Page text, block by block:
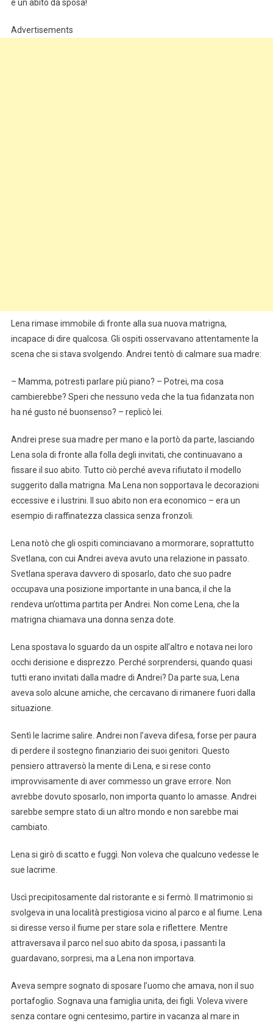
è un abito da sposa!
Advertisements
Lena rimase immobile di fronte alla sua nuova matrigna,
incapace di dire qualcosa. Gli ospiti osservavano attentamente la
scena che si stava svolgendo. Andrei tentò di calmare sua madre:
– Mamma, potresti parlare più piano? – Potrei, ma cosa
cambierebbe? Speri che nessuno veda che la tua fidanzata non
ha né gusto né buonsenso? – replicò lei.
Andrei prese sua madre per mano e la portò da parte, lasciando
Lena sola di fronte alla folla degli invitati, che continuavano a
fissare il suo abito. Tutto ciò perché aveva rifiutato il modello
suggerito dalla matrigna. Ma Lena non sopportava le decorazioni
eccessive e i lustrini. Il suo abito non era economico – era un
esempio di raffinatezza classica senza fronzoli.
Lena notò che gli ospiti cominciavano a mormorare, soprattutto
Svetlana, con cui Andrei aveva avuto una relazione in passato.
Svetlana sperava davvero di sposarlo, dato che suo padre
occupava una posizione importante in una banca, il che la
rendeva un’ottima partita per Andrei. Non come Lena, che la
matrigna chiamava una donna senza dote.
Lena spostava lo sguardo da un ospite all’altro e notava nei loro
occhi derisione e disprezzo. Perché sorprendersi, quando quasi
tutti erano invitati dalla madre di Andrei? Da parte sua, Lena
aveva solo alcune amiche, che cercavano di rimanere fuori dalla
situazione.
Sentì le lacrime salire. Andrei non l’aveva difesa, forse per paura
di perdere il sostegno finanziario dei suoi genitori. Questo
pensiero attraversò la mente di Lena, e si rese conto
improvvisamente di aver commesso un grave errore. Non
avrebbe dovuto sposarlo, non importa quanto lo amasse. Andrei
sarebbe sempre stato di un altro mondo e non sarebbe mai
cambiato.
Lena si girò di scatto e fuggì. Non voleva che qualcuno vedesse le
sue lacrime.
Uscì precipitosamente dal ristorante e si fermò. Il matrimonio si
svolgeva in una località prestigiosa vicino al parco e al fiume. Lena
si diresse verso il fiume per stare sola e riflettere. Mentre
attraversava il parco nel suo abito da sposa, i passanti la
guardavano, sorpresi, ma a Lena non importava.
Aveva sempre sognato di sposare l’uomo che amava, non il suo
portafoglio. Sognava una famiglia unita, dei figli. Voleva vivere
senza contare ogni centesimo, partire in vacanza al mare in